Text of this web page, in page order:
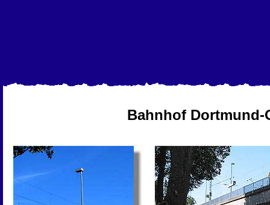
Bahnhof Dortmund-